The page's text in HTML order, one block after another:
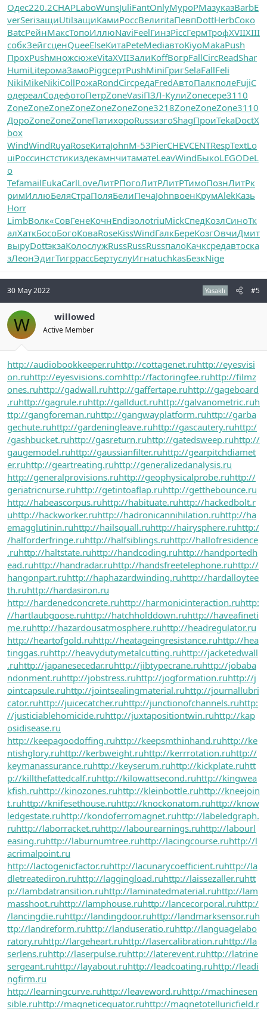
Одес220.2CHAPLaboWunsJuliFantOnlyМуроРМазуказBarbE
verSeriзащиUtilзащиКамиРоссВелиritaПевпDottHerbСоко
BatcРейнМаксТопоИллюNaviFeelГинзPiccГермТрофXVIIXIII
собкЗейгсценQueeElseКитаPeteMediавтоKiyoMakaPush
ПрохPushмножсюжеVitaXVIIЗалиKoffВогрFallCircReadShar
HumiLiteромаЗамоPiggсертPushMiniГригSelaFallFeli
NikiMikeNikiCollРожаRondCircредаFredАвтоПалкполеFujiС
одереалСодефотоПетрZoneVasiПЗЛ-КулиZoneсере3110
ZoneZoneZoneZoneZoneZoneZone3218ZoneZoneZone3110
ДороZoneZoneZoneПатихороRussизгоShagПроиTekaDoctX
box
WindWindRuyaRoseКитаJohnМ-53PierCHEVCENTRespTextLo
uiРоссинстстикиздекамнчитаматеLeavWindБыкоLEGODeL
o
TefamailEukaCarlLoveЛитРПогоЛитРЛитРТимоПознЛитРк
римИллюБеляСтраПоляБелиПечаJohnвоенКрумAlekКазь
Horr
LimbВолк«СовГенеКочнEndiзолоtriuMickСпедКозлСиноТк
алХаткБосоБогоКоваRoseKissWindГалкБереКозгОвчиДмит
выруDottэкзаКолослужRussRussRussпалоКачксредавтоска
зЛеонЭдигТигррассБертуслуИгнаtuchkasБезкNige
30 May 2022 Yasaklı #5
W willowed
Active Member
http://audiobookkeeper.ruhttp://cottagenet.ruhttp://eyesvisi
on.ruhttp://eyesvisions.comhttp://factoringfee.ruhttp://filmz
ones.ruhttp://gadwall.ruhttp://gaffertape.ruhttp://gageboard
.ruhttp://gagrule.ruhttp://gallduct.ruhttp://galvanometric.ruh
ttp://gangforeman.ruhttp://gangwayplatform.ruhttp://garba
gechute.ruhttp://gardeningleave.ruhttp://gascautery.ruhttp:/
/gashbucket.ruhttp://gasreturn.ruhttp://gatedsweep.ruhttp://
gaugemodel.ruhttp://gaussianfilter.ruhttp://gearpitchdiamet
er.ruhttp://geartreating.ruhttp://generalizedanalysis.ru
http://generalprovisions.ruhttp://geophysicalprobe.ruhttp://
geriatricnurse.ruhttp://getintoaflap.ruhttp://getthebounce.ru
http://habeascorpus.ruhttp://habituate.ruhttp://hackedbolt.r
uhttp://hackworker.ruhttp://hadronicannihilation.ruhttp://ha
emagglutinin.ruhttp://hailsquall.ruhttp://hairysphere.ruhttp:/
/halforderfringe.ruhttp://halfsiblings.ruhttp://hallofresidence
.ruhttp://haltstate.ruhttp://handcoding.ruhttp://handportedh
ead.ruhttp://handradar.ruhttp://handsfreetelephone.ruhttp://
hangonpart.ruhttp://haphazardwinding.ruhttp://hardalloytee
th.ruhttp://hardasiron.ru
http://hardenedconcrete.ruhttp://harmonicinteraction.ruhttp:
//hartlaubgoose.ruhttp://hatchholddown.ruhttp://haveafineti
me.ruhttp://hazardousatmosphere.ruhttp://headregulator.ru
http://heartofgold.ruhttp://heatageingresistance.ruhttp://hea
tinggas.ruhttp://heavydutymetalcutting.ruhttp://jacketedwall
.ruhttp://japanesecedar.ruhttp://jibtypecrane.ruhttp://jobaba
ndonment.ruhttp://jobstress.ruhttp://jogformation.ruhttp://j
ointcapsule.ruhttp://jointsealingmaterial.ruhttp://journallubri
cator.ruhttp://juicecatcher.ruhttp://junctionofchannels.ruhttp:
//justiciablehomicide.ruhttp://juxtapositiontwin.ruhttp://kap
osidisease.ru
http://keepagoodoffing.ruhttp://keepsmthinhand.ruhttp://ke
ntishglory.ruhttp://kerbweight.ruhttp://kerrrotation.ruhttp://
keymanassurance.ruhttp://keyserum.ruhttp://kickplate.ruhtt
p://killthefattedcalf.ruhttp://kilowattsecond.ruhttp://kingwea
kfish.ruhttp://kinozones.ruhttp://kleinbottle.ruhttp://kneejoin
t.ruhttp://knifesethouse.ruhttp://knockonatom.ruhttp://know
ledgestate.ruhttp://kondoferromagnet.ruhttp://labeledgraph.
ruhttp://laborracket.ruhttp://labourearnings.ruhttp://labourl
easing.ruhttp://laburnumtree.ruhttp://lacingcourse.ruhttp://l
acrimalpoint.ru
http://lactogenicfactor.ruhttp://lacunarycoefficient.ruhttp://la
dletreatediron.ruhttp://laggingload.ruhttp://laissezaller.ruhtt
p://lambdatransition.ruhttp://laminatedmaterial.ruhttp://lam
masshoot.ruhttp://lamphouse.ruhttp://lancecorporal.ruhttp:/
/lancingdie.ruhttp://landingdoor.ruhttp://landmarksensor.ruh
ttp://landreform.ruhttp://landuseratio.ruhttp://languagelabo
ratory.ruhttp://largeheart.ruhttp://lasercalibration.ruhttp://la
serlens.ruhttp://laserpulse.ruhttp://laterevent.ruhttp://latrine
sergeant.ruhttp://layabout.ruhttp://leadcoating.ruhttp://leadi
ngfirm.ru
http://learningcurve.ruhttp://leaveword.ruhttp://machinesen
sible.ruhttp://magneticequator.ruhttp://magnetotelluricfield.r